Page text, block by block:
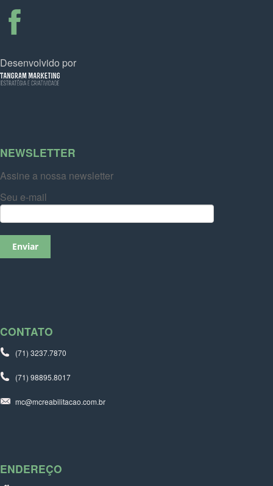
Desenvolvido por
NEWSLETTER
Assine a nossa newsletter
Seu e-mail
CONTATO
(71) 3237.7870
(71) 98895.8017
mc@mcreabilitacao.com.br
ENDEREÇO